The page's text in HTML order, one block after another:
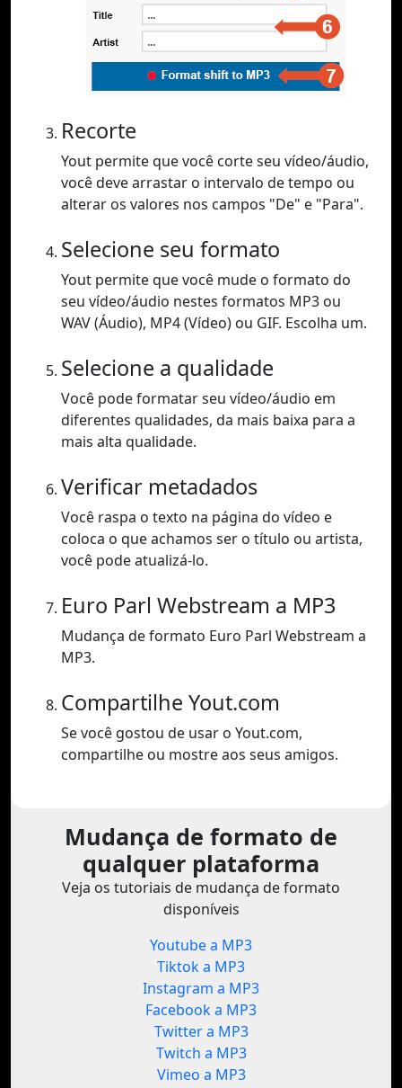
Recorte
Yout permite que você corte seu vídeo/áudio,
você deve arrastar o intervalo de tempo ou
alterar os valores nos campos "De" e "Para".
Selecione seu formato
Yout permite que você mude o formato do
seu vídeo/áudio nestes formatos MP3 ou
WAV (Áudio), MP4 (Vídeo) ou GIF. Escolha um.
Selecione a qualidade
Você pode formatar seu vídeo/áudio em
diferentes qualidades, da mais baixa para a
mais alta qualidade.
Verificar metadados
Você raspa o texto na página do vídeo e
coloca o que achamos ser o título ou artista,
você pode atualizá-lo.
Euro Parl Webstream a MP3
Mudança de formato Euro Parl Webstream a
MP3.
Compartilhe Yout.com
Se você gostou de usar o Yout.com,
compartilhe ou mostre aos seus amigos.
Mudança de formato de
qualquer plataforma
Veja os tutoriais de mudança de formato
disponíveis
Youtube a MP3
Tiktok a MP3
Instagram a MP3
Facebook a MP3
Twitter a MP3
Twitch a MP3
Vimeo a MP3